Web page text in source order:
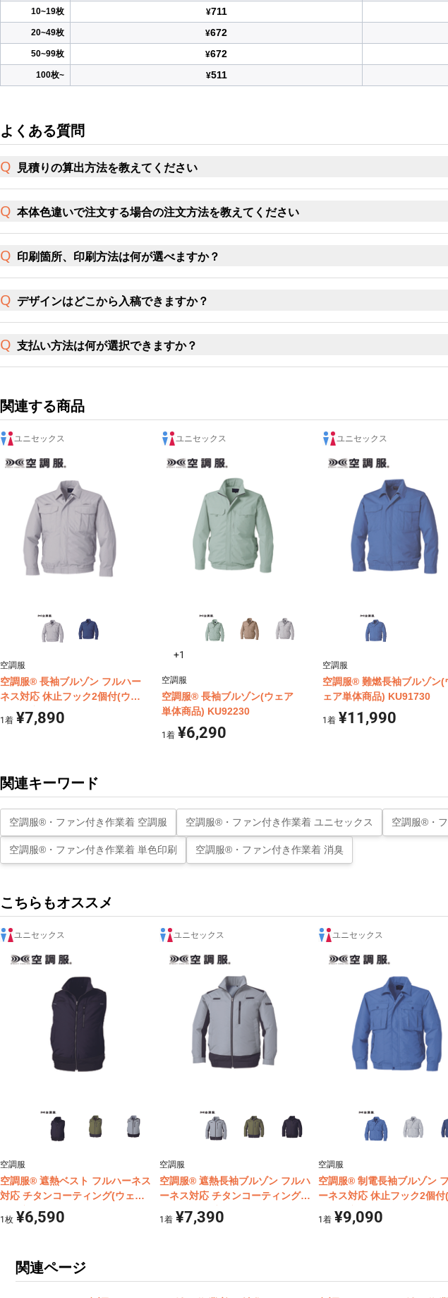
10~19枚 ¥711
20~49枚 ¥672
50~99枚 ¥672
100枚~ ¥511
よくある質問
見積りの算出方法を教えてください
本体色違いで注文する場合の注文方法を教えてください
印刷箇所、印刷方法は何が選べますか？
デザインはどこから入稿できますか？
支払い方法は何が選択できますか？
関連する商品
ユニセックス
空調服
空調服® 長袖ブルゾン フルハー
ネス対応 休止フック2個付(ウェ
ア単体商品) KU9055F
1 着 ¥7,890
ユニセックス
+1
空調服
空調服® 長袖ブルゾン(ウェア
単体商品) KU92230
1 着 ¥6,290
ユニセックス
空調服
空調服® 難燃長袖ブルゾン(
ェア単体商品) KU91730
1着 ¥11,990
関連キーワード
空調服®・ファン付き作業着 空調服 空調服®・ファン付き作業着 ユニセックス 空調服®・
空調服®・ファン付き作業着 単色印刷 空調服®・ファン付き作業着 消臭
こちらもオススメ
ユニセックス
空調服
空調服® 遮熱ベスト フルハーネス
対応 チタンコーティング(ウェア
単体商品) KU92120
1 枚 ¥6,590
ユニセックス
空調服
空調服® 遮熱長袖ブルゾン フルハ
ーネス対応 チタンコーティング
(ウェア単体商品) KU92110
1 着 ¥7,390
ユニセックス
空調服
空調服® 制電長袖ブルゾン
ーネス対応 休止フック2個付
ア単体商品) KU92100
1着 ¥9,090
関連ページ